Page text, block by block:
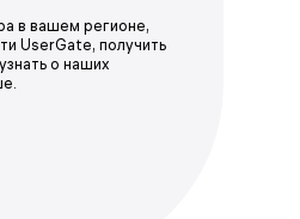
в вашем регионе,
UserGate, получить
о наших